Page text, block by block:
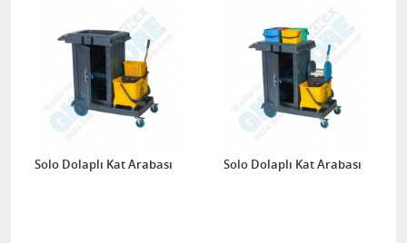
Solo Dolaplı Kat Arabası Solo Dolaplı Kat Arabası